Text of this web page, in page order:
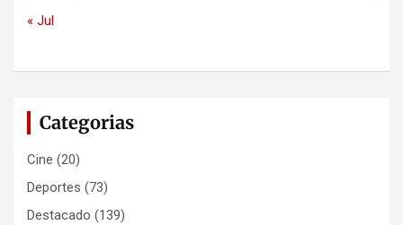
« Jul
Categorias
Cine (20)
Deportes (73)
Destacado (139)